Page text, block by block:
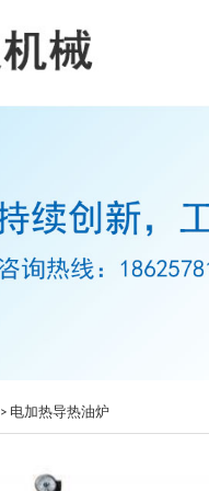
> 电加热导热油炉